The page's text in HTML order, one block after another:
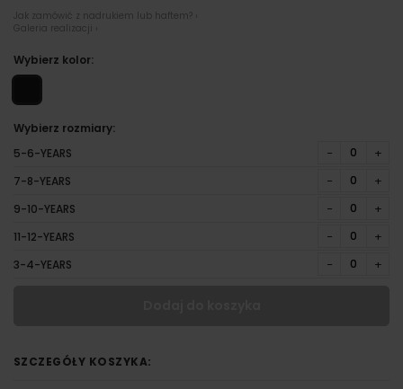
Jak zamówić z nadrukiem lub haftem? ›
Galeria realizacji ›
Wybierz kolor:
Wybierz rozmiary:
5-6-YEARS
− +
7-8-YEARS − +
9-10-YEARS − +
11-12-YEARS − +
3-4-YEARS − +
SZCZEGÓŁY KOSZYKA: